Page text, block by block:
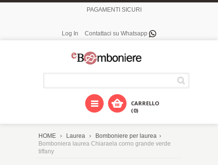
PAGAMENTI SICURI
Log In Contattaci su Whatsapp
CARRELLO
(0)
HOME Laurea
Bomboniere per laurea
Bomboniera laurea Chiaraela corno grande verde
tiffany